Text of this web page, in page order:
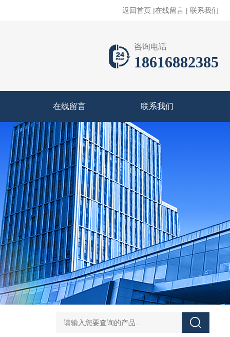
返回首页 |在线留言 | 联系我们
咨询电话
18616882385
在线留言 联系我们
Mini MR standard IKAMAG磁力搅拌器 IT-09A5